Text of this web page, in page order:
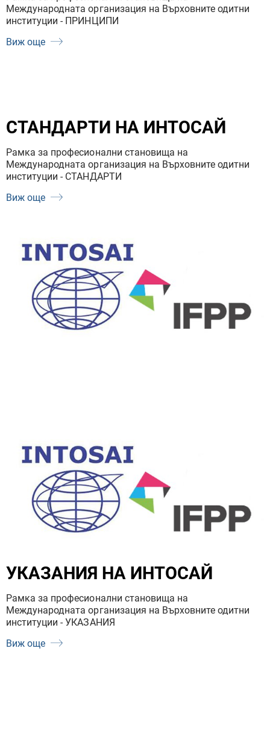
Международната организация на Върховните одитни
институции - ПРИНЦИПИ
Виж още
СТАНДАРТИ НА ИНТОСАЙ
Рамка за професионални становища на
Международната организация на Върховните одитни
институции - СТАНДАРТИ
Виж още
УКАЗАНИЯ НА ИНТОСАЙ
Рамка за професионални становища на
Международната организация на Върховните одитни
институции - УКАЗАНИЯ
Виж още